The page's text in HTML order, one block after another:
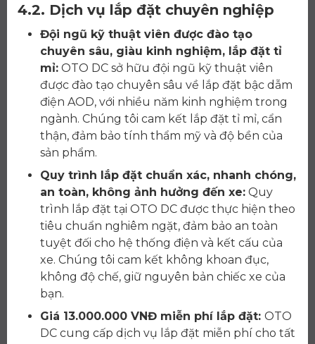
4.2. Dịch vụ lắp đặt chuyên nghiệp
Đội ngũ kỹ thuật viên được đào tạo
chuyên sâu, giàu kinh nghiệm, lắp đặt tỉ
mỉ: OTO DC sở hữu đội ngũ kỹ thuật viên
được đào tạo chuyên sâu về lắp đặt bậc dẫm
điện AOD, với nhiều năm kinh nghiệm trong
ngành. Chúng tôi cam kết lắp đặt tỉ mỉ, cẩn
thận, đảm bảo tính thẩm mỹ và độ bền của
sản phẩm.
Quy trình lắp đặt chuẩn xác, nhanh chóng,
an toàn, không ảnh hưởng đến xe: Quy
trình lắp đặt tại OTO DC được thực hiện theo
tiêu chuẩn nghiêm ngặt, đảm bảo an toàn
tuyệt đối cho hệ thống điện và kết cấu của
xe. Chúng tôi cam kết không khoan đục,
không độ chế, giữ nguyên bản chiếc xe của
bạn.
Giá 13.000.000 VNĐ miễn phí lắp đặt: OTO
DC cung cấp dịch vụ lắp đặt miễn phí cho tất